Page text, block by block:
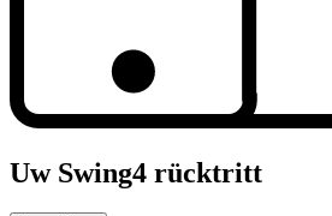
Uw Swing4 rücktritt